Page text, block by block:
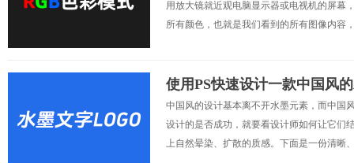
用放大镜就近观电脑显示器或电视机的屏幕
所有颜色，也就是我们看到的所有图像内容
使用PS快速设计一款中国风
中国风的设计基本离不开水墨元素，而中国
设计的是否成功，就要看设计师如何让它们
上自然晕染、扩散的质感。下面是一份清晰